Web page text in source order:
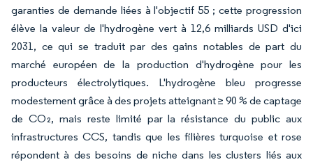
garanties de demande liées à l'objectif 55 ; cette progression
élève la valeur de l'hydrogène vert à 12,6 milliards USD d'ici
2031, ce qui se traduit par des gains notables de part du
marché européen de la production d'hydrogène pour les
producteurs électrolytiques. L'hydrogène bleu progresse
modestement grâce à des projets atteignant ≥ 90 % de captage
de CO₂, mais reste limité par la résistance du public aux
infrastructures CCS, tandis que les filières turquoise et rose
répondent à des besoins de niche dans les clusters liés aux